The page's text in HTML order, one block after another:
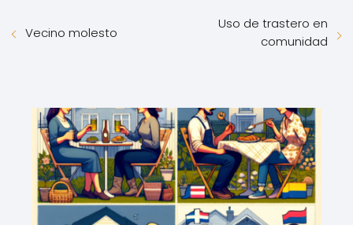
Vecino molesto
Uso de trastero en
comunidad